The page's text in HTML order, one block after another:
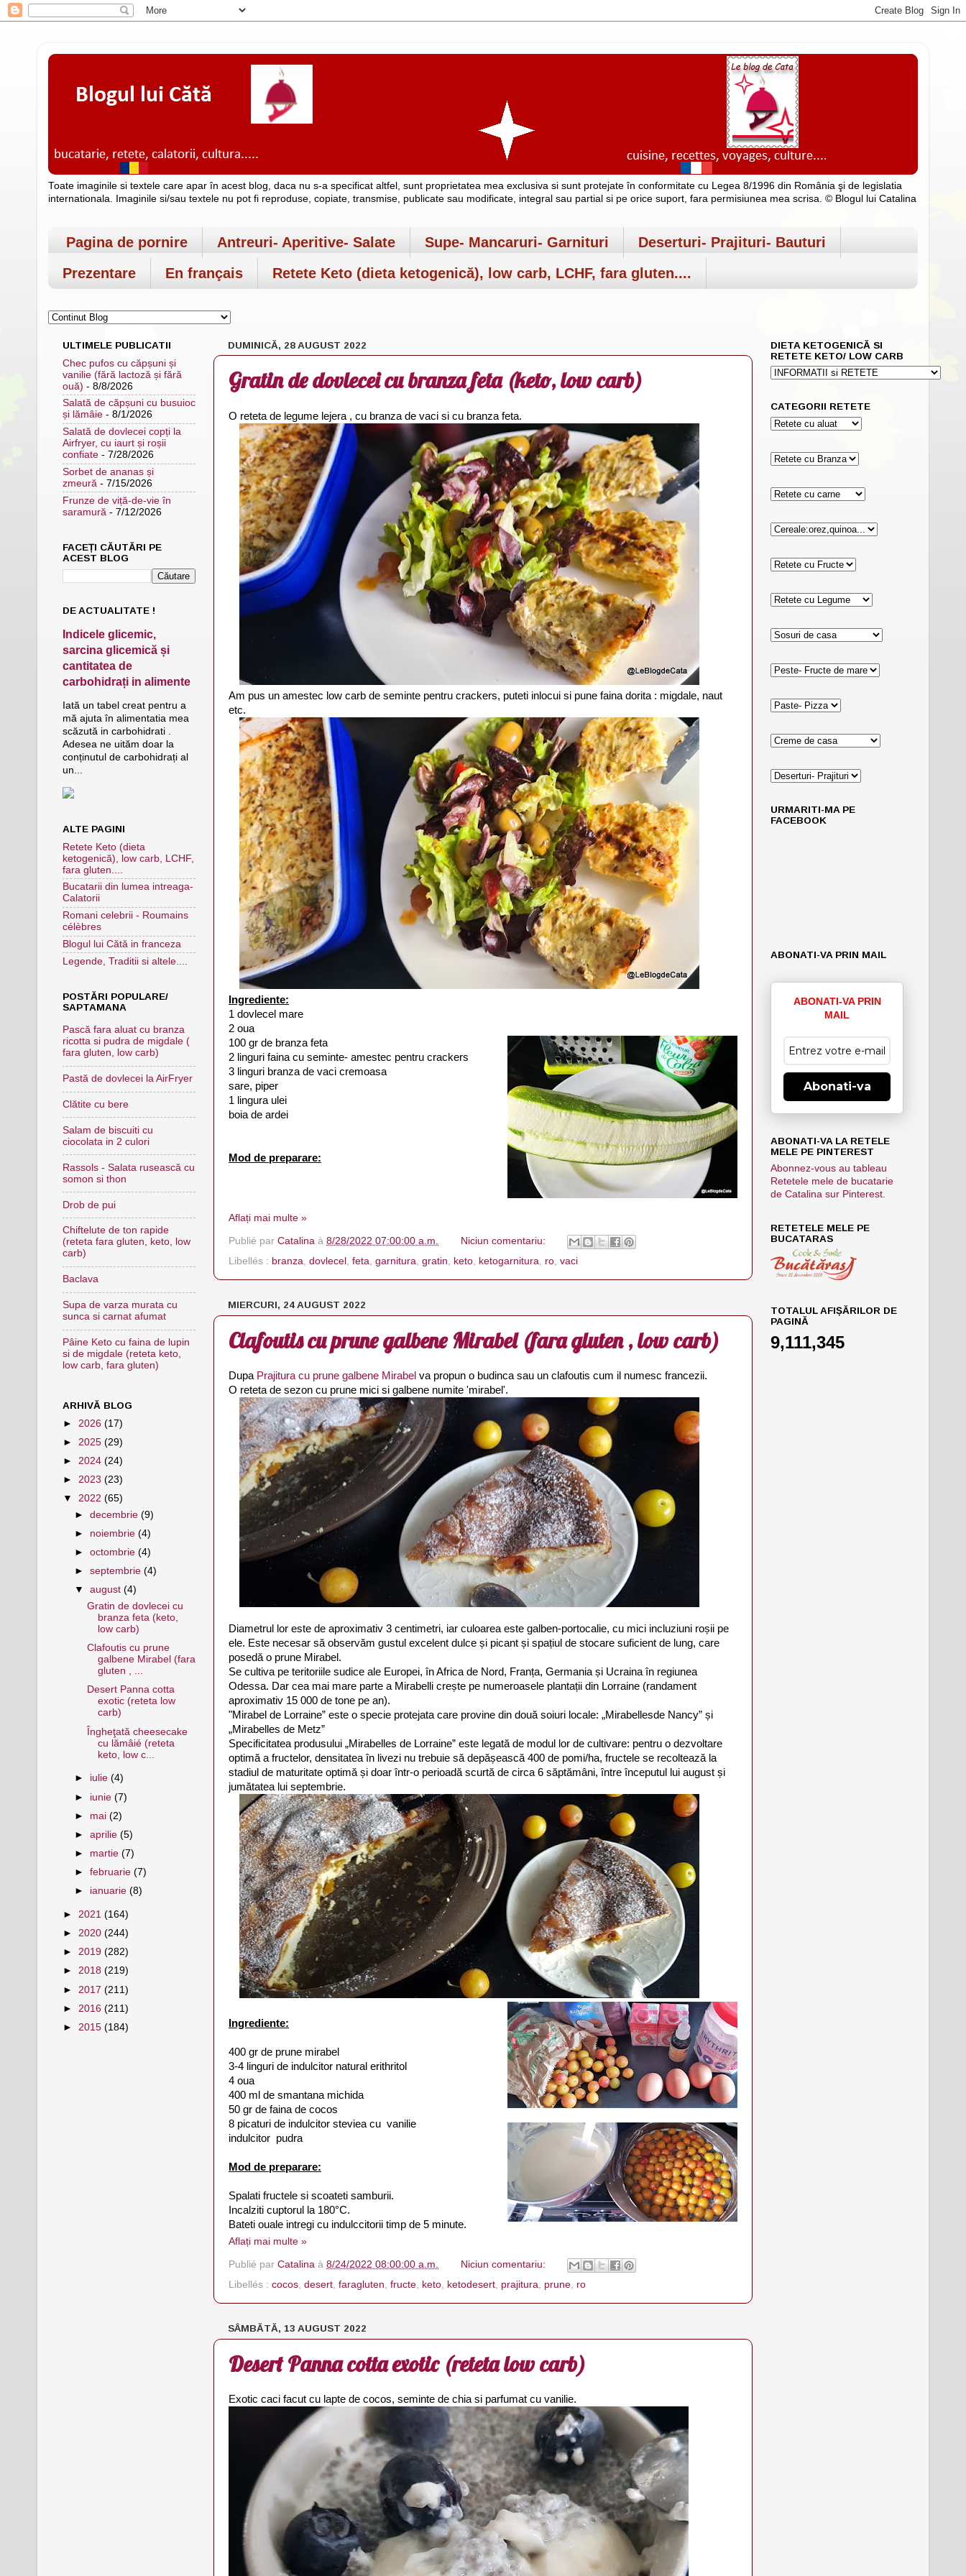
Toate imaginile si textele care apar în acest blog, daca nu s-a specificat altfel, sunt proprietatea mea exclusiva si sunt protejate în conformitate cu Legea 8/1996 din România şi de legislatia
internationala. Imaginile si/sau textele nu pot fi reproduse, copiate, transmise, publicate sau modificate, integral sau partial si pe orice suport, fara permisiunea mea scrisa. © Blogul lui Catalina
Pagina de pornire Antreuri- Aperitive- Salate Supe- Mancaruri- Garnituri
Deserturi- Prajituri- Bauturi
Prezentare
En français Retete Keto (dieta ketogenică), low carb, LCHF, fara gluten....
DUMINICĂ, 28 AUGUST 2022
Gratin de dovlecei cu branza feta (keto, low carb)
O reteta de legume lejera , cu branza de vaci si cu branza feta.
Am pus un amestec low carb de seminte pentru crackers, puteti inlocui si pune faina dorita : migdale, naut
etc.
Ingrediente:
1 dovlecel mare
2 oua
100 gr de branza feta
2 linguri faina cu seminte- amestec pentru crackers
3 linguri branza de vaci cremoasa
sare, piper
1 lingura ulei
boia de ardei
Mod de preparare:
Aflați mai multe »
Publié par Catalina à 8/28/2022 07:00:00 a.m.
Niciun comentariu:
Libellés : branza dovlecel feta garnitura gratin keto ketogarnitura ro vaci
MIERCURI, 24 AUGUST 2022
Clafoutis cu prune galbene Mirabel (fara gluten , low carb)
Dupa Prajitura cu prune galbene Mirabel va propun o budinca sau un clafoutis cum il numesc francezii.
O reteta de sezon cu prune mici si galbene numite 'mirabel'.
Diametrul lor este de aproximativ 3 centimetri, iar culoarea este galben-portocalie, cu mici incluziuni roșii pe
ele. Este necesar să observăm gustul excelent dulce și picant și spațiul de stocare suficient de lung, care
posedă o prune Mirabel.
Se cultiva pe teritoriile sudice ale Europei, în Africa de Nord, Franța, Germania și Ucraina în regiunea
Odessa. Dar cea mai mare parte a Mirabelli crește pe numeroasele plantații din Lorraine (randament
aproximativ 15 000 de tone pe an).
"Mirabel de Lorraine” este o specie protejata care provine din două soiuri locale: „Mirabellesde Nancy” și
„Mirabelles de Metz”
Specificitatea produsului „Mirabelles de Lorraine” este legată de modul lor de cultivare: pentru o dezvoltare
optimă a fructelor, densitatea în livezi nu trebuie să depășească 400 de pomi/ha, fructele se recoltează la
stadiul de maturitate optimă și doar într-o perioadă scurtă de circa 6 săptămâni, între începutul lui august și
jumătatea lui septembrie.
Ingrediente:
400 gr de prune mirabel
3-4 linguri de indulcitor natural erithritol
4 oua
400 ml de smantana michida
50 gr de faina de cocos
8 picaturi de indulcitor steviea cu vanilie
indulcitor pudra
Mod de preparare:
Spalati fructele si scoateti samburii.
Incalziti cuptorul la 180°C.
Bateti ouale intregi cu indulccitorii timp de 5 minute.
Aflați mai multe »
Publié par Catalina à 8/24/2022 08:00:00 a.m.
Niciun comentariu:
Libellés : cocos desert faragluten fructe keto ketodesert prajitura prune ro
SÂMBĂTĂ, 13 AUGUST 2022
Desert Panna cotta exotic (reteta low carb)
Exotic caci facut cu lapte de cocos, seminte de chia si parfumat cu vanilie.
ULTIMELE PUBLICATII
Chec pufos cu căpșuni și
vanilie (fără lactoză și fără
ouă) - 8/8/2026
Salată de căpșuni cu busuioc
și lămâie - 8/1/2026
Salată de dovlecei copți la
Airfryer, cu iaurt și roșii
confiate - 7/28/2026
Sorbet de ananas și
zmeură - 7/15/2026
Frunze de viță-de-vie în
saramură - 7/12/2026
FACEȚI CĂUTĂRI PE
ACEST BLOG
DE ACTUALITATE !
Indicele glicemic,
sarcina glicemică și
cantitatea de
carbohidrați in alimente
Iată un tabel creat pentru a
mă ajuta în alimentatia mea
scăzută in carbohidrati .
Adesea ne uităm doar la
conținutul de carbohidrați al
un...
ALTE PAGINI
Retete Keto (dieta
ketogenică), low carb, LCHF,
fara gluten....
Bucatarii din lumea intreaga-
Calatorii
Romani celebrii - Roumains
célèbres
Blogul lui Cătă in franceza
Legende, Traditii si altele....
POSTĂRI POPULARE/
SAPTAMANA
Pască fara aluat cu branza
ricotta si pudra de migdale (
fara gluten, low carb)
Pastă de dovlecei la AirFryer
Clătite cu bere
Salam de biscuiti cu
ciocolata in 2 culori
Rassols - Salata rusească cu
somon si thon
Drob de pui
Chiftelute de ton rapide
(reteta fara gluten, keto, low
carb)
Baclava
Supa de varza murata cu
sunca si carnat afumat
Pâine Keto cu faina de lupin
si de migdale (reteta keto,
low carb, fara gluten)
ARHIVĂ BLOG
► 2026 (17)
► 2025 (29)
► 2024 (24)
► 2023 (23)
▼ 2022 (65)
►decembrie(9)
► noiembrie(4)
►octombrie(4)
►septembrie(4)
▼august(4)
Gratin de dovlecei cu
branza feta (keto,
low carb)
Clafoutis cu prune
galbene Mirabel (fara
gluten , ...
Desert Panna cotta
exotic (reteta low
carb)
Îngheţată cheesecake
cu lămâié (reteta
keto, low c...
► iulie(4)
► iunie(7)
► mai(2)
►aprilie(5)
► martie(7)
►februarie(7)
► ianuarie(8)
► 2021 (164)
► 2020 (244)
► 2019 (282)
► 2018 (219)
► 2017 (211)
► 2016 (211)
► 2015 (184)
DIETA KETOGENICĂ SI
RETETE KETO/ LOW CARB
CATEGORII RETETE
URMARITI-MA PE
FACEBOOK
ABONATI-VA PRIN MAIL
ABONATI-VA PRIN
MAIL
Abonati-va
ABONATI-VA LA RETELE
MELE PE PINTEREST
Abonnez-vous au tableau
Retetele mele de bucatarie
de Catalina sur Pinterest.
RETETELE MELE PE
BUCATARAS
TOTALUL AFIȘĂRILOR DE
PAGINĂ
9,111,345